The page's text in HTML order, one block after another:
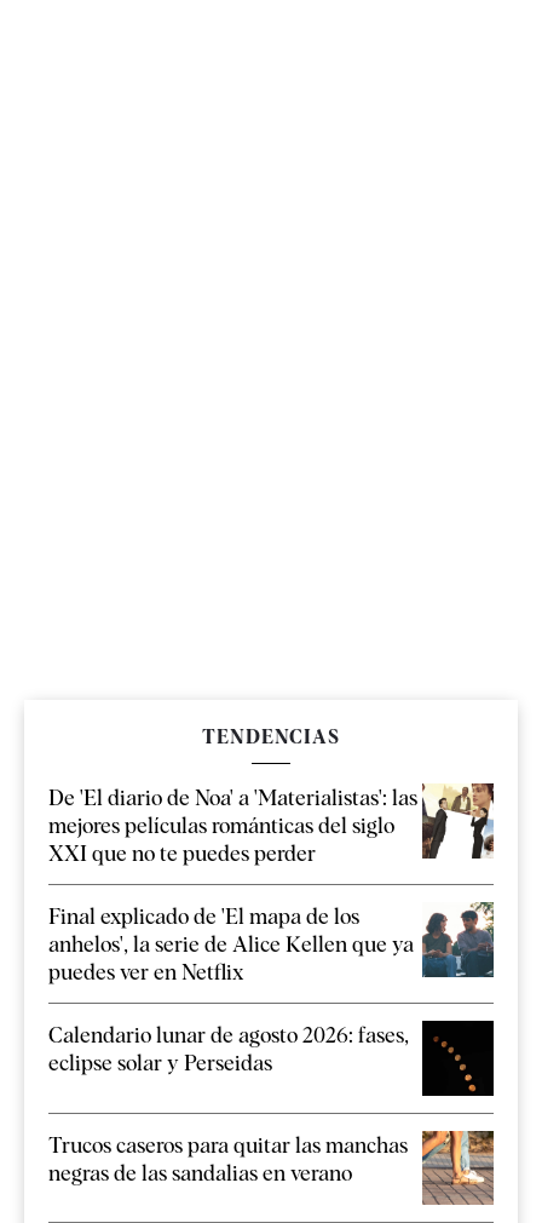
TENDENCIAS
De 'El diario de Noa' a 'Materialistas': las
mejores películas románticas del siglo
XXI que no te puedes perder
Final explicado de 'El mapa de los
anhelos', la serie de Alice Kellen que ya
puedes ver en Netflix
Calendario lunar de agosto 2026: fases,
eclipse solar y Perseidas
Trucos caseros para quitar las manchas
negras de las sandalias en verano